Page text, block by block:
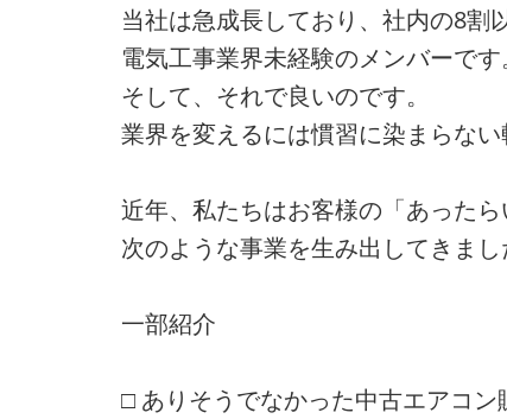
当社は急成長しており、社内の8割
電気工事業界未経験のメンバーです
そして、それで良いのです。
業界を変えるには慣習に染まらない
近年、私たちはお客様の「あった
次のような事業を生み出してきまし
一部紹介
□ ありそうでなかった中古エアコン